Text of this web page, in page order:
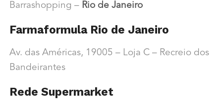
Barrashopping – Rio de Janeiro
Farmaformula Rio de Janeiro
Av. das Américas, 19005 – Loja C – Recreio dos
Bandeirantes
Rede Supermarket